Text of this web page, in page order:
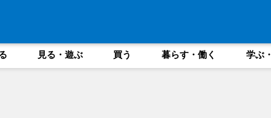
見る・遊ぶ 買う 暮らす・働く 学ぶ